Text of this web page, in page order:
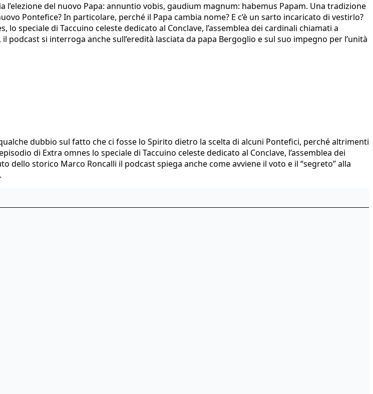
del nuovo Papa: annuntio vobis, gaudium magnum: habemus Papam. Una tradizione
Pontefice? In particolare, perché il Papa cambia nome? E c’è un sarto incaricato di vestirlo?
speciale di Taccuino celeste dedicato al Conclave, l’assemblea dei cardinali chiamati a
podcast si interroga anche sull’eredità lasciata da papa Bergoglio e sul suo impegno per l’unità
dubbio sul fatto che ci fosse lo Spirito dietro la scelta di alcuni Pontefici, perché altrimenti
di Extra omnes lo speciale di Taccuino celeste dedicato al Conclave, l’assemblea dei
dello storico Marco Roncalli il podcast spiega anche come avviene il voto e il “segreto” alla